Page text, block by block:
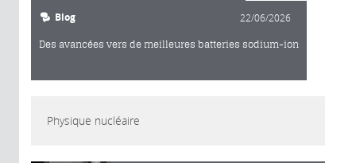
Blog 22/06/2026
Des avancées vers de meilleures batteries sodium-ion
Physique nucléaire